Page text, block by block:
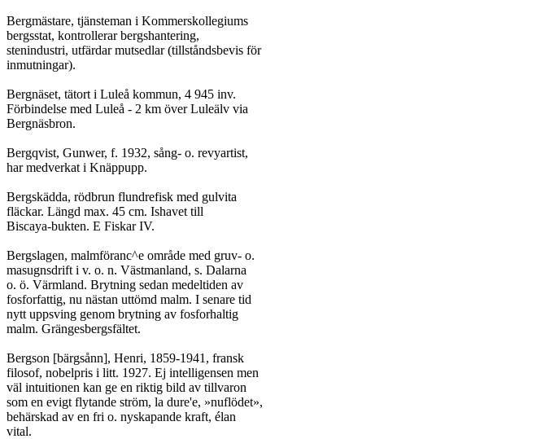
Bergmästare, tjänsteman i Kommerskollegiums
bergsstat, kontrollerar bergshantering,
stenindustri, utfärdar mutsedlar (tillståndsbevis för
inmutningar).
Bergnäset, tätort i Luleå kommun, 4 945 inv.
Förbindelse med Luleå - 2 km över Luleälv via
Bergnäsbron.
Bergqvist, Gunwer, f. 1932, sång- o. revyartist,
har medverkat i Knäppupp.
Bergskädda, rödbrun flundrefisk med gulvita
fläckar. Längd max. 45 cm. Ishavet till
Biscaya-bukten. E Fiskar IV.
Bergslagen, malmföranc^e område med gruv- o.
masugnsdrift i v. o. n. Västmanland, s. Dalarna
o. ö. Värmland. Brytning sedan medeltiden av
fosforfattig, nu nästan uttömd malm. I senare tid
nytt uppsving genom brytning av fosforhaltig
malm. Grängesbergsfältet.
Bergson [bärgsånn], Henri, 1859-1941, fransk
filosof, nobelpris i litt. 1927. Ej intelligensen men
väl intuitionen kan ge en riktig bild av tillvaron
som en evigt flytande ström, la dure'e, »nuflödet»,
behärskad av en fri o. nyskapande kraft, élan
vital.